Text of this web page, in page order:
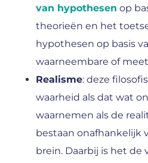
van hypothesen op
theorieën en het
hypothesen op basis
waarneembare of
Realisme: deze
waarheid als dat wat
waarnemen als de
bestaan onafhankelijk
brein. Daarbij is het de